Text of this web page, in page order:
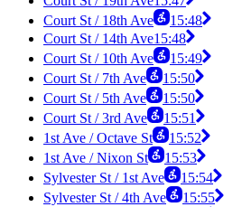
Court St / 18th Ave
15:48
Court St / 14th Ave15:48
Court St / 10th Ave
15:49
Court St / 7th Ave
15:50
Court St / 5th Ave
15:50
Court St / 3rd Ave
15:51
1st Ave / Octave St
15:52
1st Ave / Nixon St
15:53
Sylvester St / 1st Ave
15:54
Sylvester St / 4th Ave
15:55